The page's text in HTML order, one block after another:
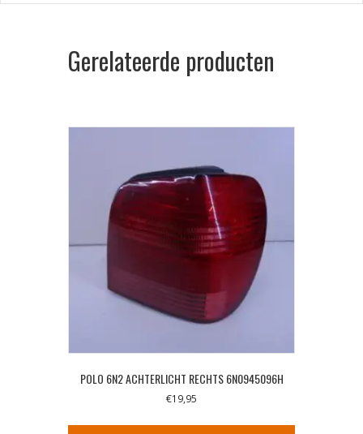
Gerelateerde producten
POLO 6N2 ACHTERLICHT RECHTS 6N0945096H
€19,95